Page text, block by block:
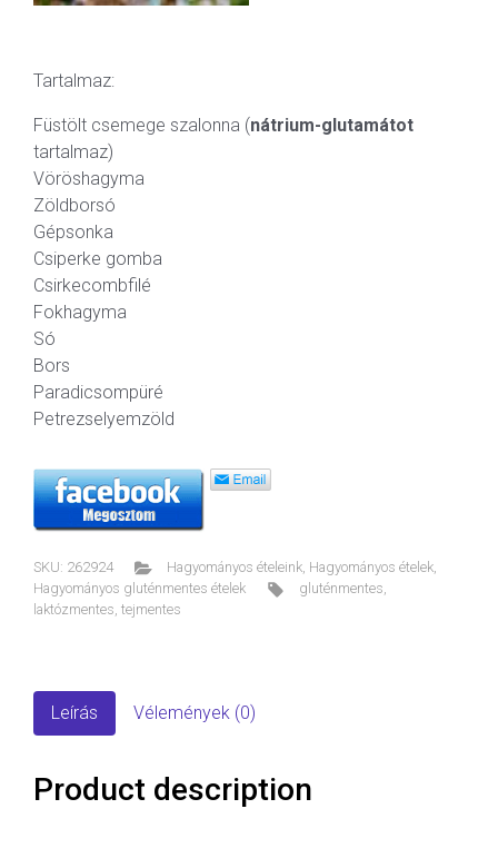
Tartalmaz:
Füstölt csemege szalonna (nátrium-glutamátot
tartalmaz)
Vöröshagyma
Zöldborsó
Gépsonka
Csiperke gomba
Csirkecombfilé
Fokhagyma
Só
Bors
Paradicsompüré
Petrezselyemzöld
SKU: 262924 Hagyományos ételeink, Hagyományos ételek,
Hagyományos gluténmentes ételek
gluténmentes,
laktózmentes, tejmentes
Leírás Vélemények (0)
Product description